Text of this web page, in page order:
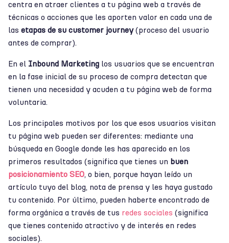
centra en atraer clientes a tu página web a través de
técnicas o acciones que les aporten valor en cada una de
las etapas de su customer journey(proceso del usuario
antes de comprar).
En el Inbound Marketing los usuarios que se encuentran
en la fase inicial de su proceso de compra detectan que
tienen una necesidad y acuden a tu página web de forma
voluntaria.
Los principales motivos por los que esos usuarios visitan
tu página web pueden ser diferentes: mediante una
búsqueda en Google donde les has aparecido en los
primeros resultados (significa que tienes un buen
posicionamiento SEO, o bien, porque hayan leído un
artículo tuyo del blog, nota de prensa y les haya gustado
tu contenido. Por último, pueden haberte encontrado de
forma orgánica a través de tus redes sociales (significa
que tienes contenido atractivo y de interés en redes
sociales).